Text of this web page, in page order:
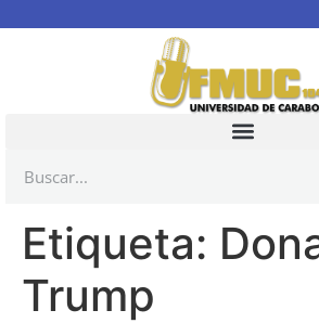
Etiqueta:
Trump